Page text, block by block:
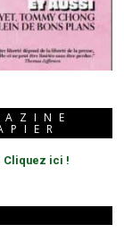
Cliquez ici !